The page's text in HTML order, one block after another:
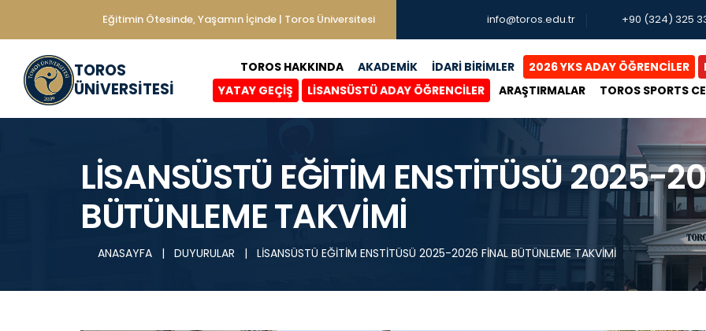
Eğitimin Ötesinde, Yaşamın İçinde | Toros Üniversitesi info@toros.edu.tr +90 (324) 325
TOROS
ÜNİVERSİTESİ
TOROS HAKKINDA AKADEMİK İDARİ BİRİMLER 2026 YKS ADAY ÖĞRENCİLER
YATAY GEÇİŞ
LİSANSÜSTÜ ADAY ÖĞRENCİLER ARAŞTIRMALAR TOROS SPORTS
LİSANSÜSTÜ EĞİTİM ENSTİTÜSÜ 2025-
BÜTÜNLEME TAKVİMİ
ANASAYFA | DUYURULAR | LİSANSÜSTÜ EĞİTİM ENSTİTÜSÜ 2025-2026 FİNAL BÜTÜNLEME TAKVİMİ